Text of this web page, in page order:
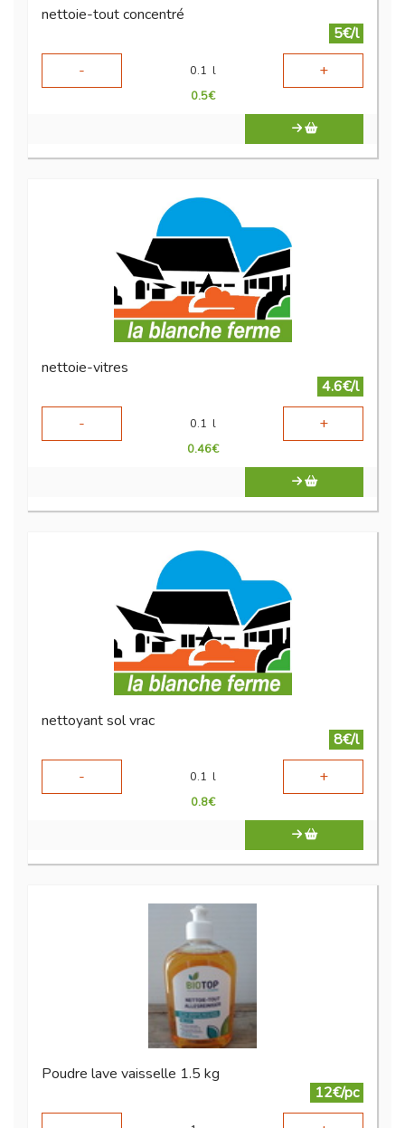
nettoie-tout concentré
5€/l
-
0.1 l +
0.5€
nettoie-vitres
4.6€/l
-
0.1 l +
0.46€
nettoyant sol vrac
8€/l
-
0.1 l +
0.8€
Poudre lave vaisselle 1.5 kg
12€/pc